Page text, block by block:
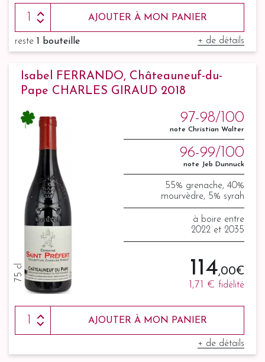
AJOUTER À MON PANIER
reste 1 bouteille + de détails
Isabel FERRANDO, Châteauneuf-du-
Pape CHARLES GIRAUD 2018
75 cl
97-98/100
note Christian Walter
96-99/100
note Jeb Dunnuck
55% grenache, 40%
mourvèdre, 5% syrah
à boire entre
2022 et 2035
114,00 €
1,71 € fidélité
AJOUTER À MON PANIER
+ de détails